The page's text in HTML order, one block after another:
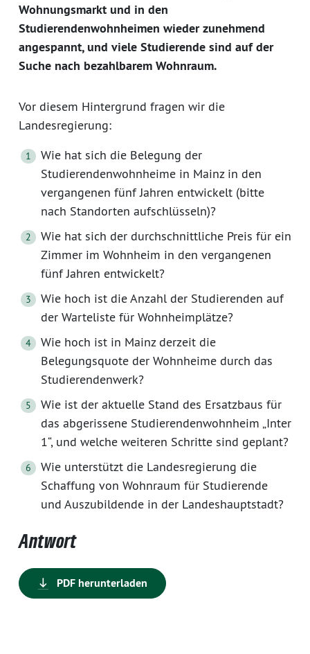
Wohnungsmarkt und in den
Studierendenwohnheimen wieder zunehmend
angespannt, und viele Studierende sind auf der
Suche nach bezahlbarem Wohnraum.
Vor diesem Hintergrund fragen wir die
Landesregierung:
Wie hat sich die Belegung der
Studierendenwohnheime in Mainz in den
vergangenen fünf Jahren entwickelt (bitte
nach Standorten aufschlüsseln)?
Wie hat sich der durchschnittliche Preis für ein
Zimmer im Wohnheim in den vergangenen
fünf Jahren entwickelt?
Wie hoch ist die Anzahl der Studierenden auf
der Warteliste für Wohnheimplätze?
Wie hoch ist in Mainz derzeit die
Belegungsquote der Wohnheime durch das
Studierendenwerk?
Wie ist der aktuelle Stand des Ersatzbaus für
das abgerissene Studierendenwohnheim „Inter
1“, und welche weiteren Schritte sind geplant?
Wie unterstützt die Landesregierung die
Schaffung von Wohnraum für Studierende
und Auszubildende in der Landeshauptstadt?
Antwort
PDF herunterladen